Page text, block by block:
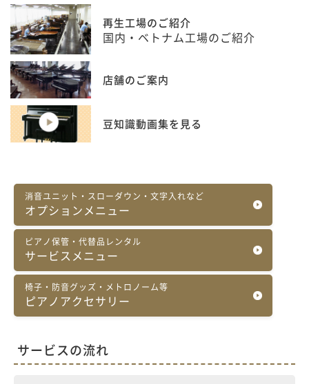
再生工場のご紹介
国内・ベトナム工場のご紹介
店舗のご案内
豆知識動画集を見る
消音ユニット・スローダウン・文字入れなど
オプションメニュー
ピアノ保管・代替品レンタル
サービスメニュー
椅子・防音グッズ・メトロノーム等
ピアノアクセサリー
サービスの流れ